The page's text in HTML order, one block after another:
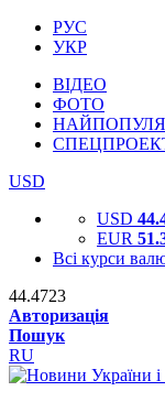
РУС
УКР
ВІДЕО
ФОТО
USD
USD
EUR
Всі курси
44.4723
Авторизація
Пошук
RU